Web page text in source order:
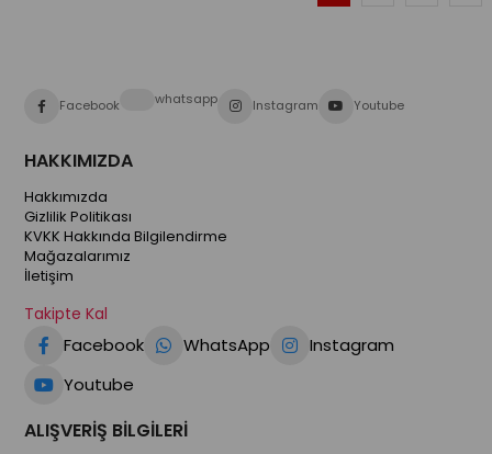
Facebook whatsapp Instagram Youtube
HAKKIMIZDA
Hakkımızda
Gizlilik Politikası
KVKK Hakkında Bilgilendirme
Mağazalarımız
İletişim
Takipte Kal
Facebook WhatsApp
Instagram
Youtube
ALIŞVERİŞ BİLGİLERİ